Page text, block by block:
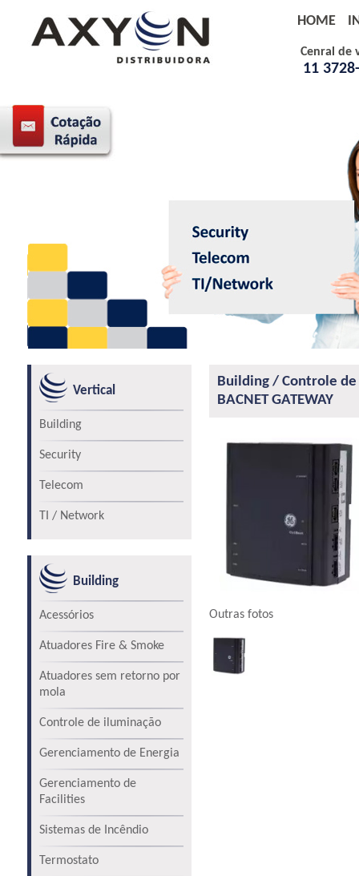
Cenral de
11
HOME
Vertical
Building
Security
Telecom
TI / Network
Building
Acessórios
Atuadores Fire & Smoke
Atuadores sem retorno por
mola
Controle de iluminação
Gerenciamento de Energia
Gerenciamento de
Facilities
Sistemas de Incêndio
Termostato
Building / Controle
BACNET GATEWAY
Outras fotos